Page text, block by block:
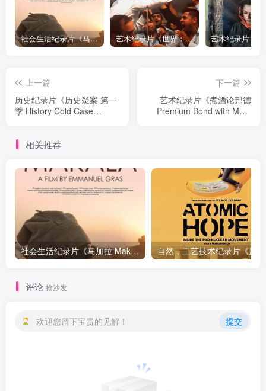
社会生活纪录片《马加拉 Makala》下载 艺术纪录片《世界：新吉普赛之王 This World: The New Gypsy Kings》下载
上一篇
历史纪录片《历史疑案 第一
季 History Cold Case
下一篇
艺术纪录片《煮酒论邦德
Premium Bond with Mark
相关推荐
社会生活纪录片《马加拉 Makala》下载
评论 抢沙发
欢迎您留下宝贵的见解！ 提交